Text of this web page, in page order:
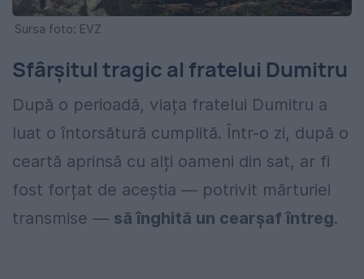
Sursa foto: EVZ
Sfârșitul tragic al fratelui Dumitru
După o perioadă, viața fratelui Dumitru a
luat o întorsătură cumplită. Într-o zi, după o
ceartă aprinsă cu alți oameni din sat, ar fi
fost forțat de aceștia — potrivit mărturiei
transmise — să înghită un cearșaf întreg.